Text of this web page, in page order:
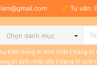
Tư vấn:
Chọn danh mục
kiện trang trí sinh nhật trang trí
trí sinh nhật sếp
trang trí sinh